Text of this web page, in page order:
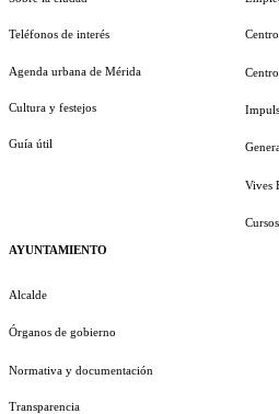
Teléfonos de interés
Agenda urbana de Mérida
Cultura y festejos
Guía útil
AYUNTAMIENTO
Alcalde
Órganos de gobierno
Normativa y documentación
Transparencia
Vives